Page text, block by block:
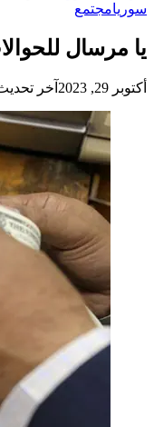
سوريامجتمع
يا مرسال
أكتوبر 29, 2023 آخر تحديث: